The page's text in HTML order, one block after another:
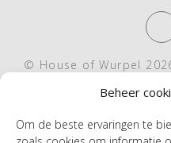
Beheer
Om de beste ervaringen te
© House of Wurpel